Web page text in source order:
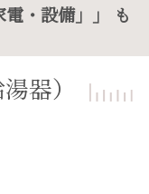
電・設備」」 も
器）